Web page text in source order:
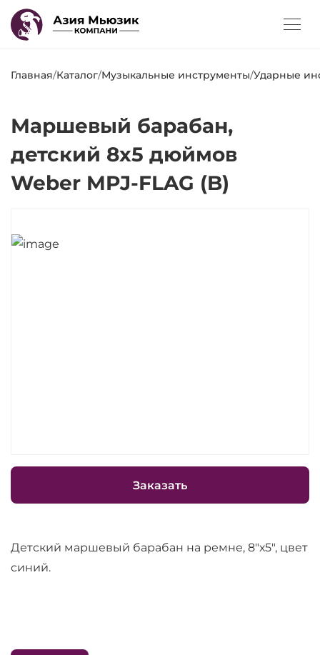
Главная/Каталог/Музыкальные инструменты/Ударные
Маршевый барабан,
детский 8х5 дюймов
Weber MPJ-FLAG (B)
Заказать
Детский маршевый барабан на ремне, 8"х5", цвет
синий.